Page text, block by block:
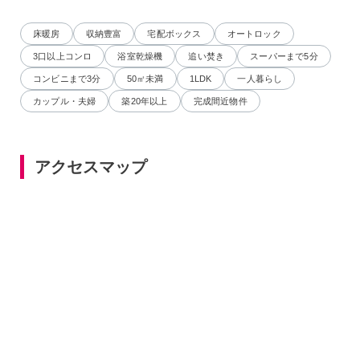
床暖房 収納豊富 宅配ボックス オートロック
3口以上コンロ 浴室乾燥機 追い焚き スーパーまで5分
コンビニまで3分 50㎡未満 1LDK 一人暮らし
カップル・夫婦 築20年以上 完成間近物件
アクセスマップ